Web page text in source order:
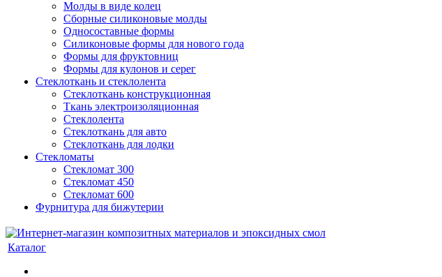
Молды в виде колец
Сборные силиконовые молды
Односоставные формы
Силиконовые формы для нового года
Формы для фруктовниц
Формы для кулонов и серег
Стеклоткань и стеклолента
Стеклоткань конструкционная
Ткань электроизоляционная
Стеклолента
Стеклоткань для авто
Стеклоткань для лодки
Стекломаты
Стекломат 300
Стекломат 450
Стекломат 600
Фурнитура для бижутерии
Каталог